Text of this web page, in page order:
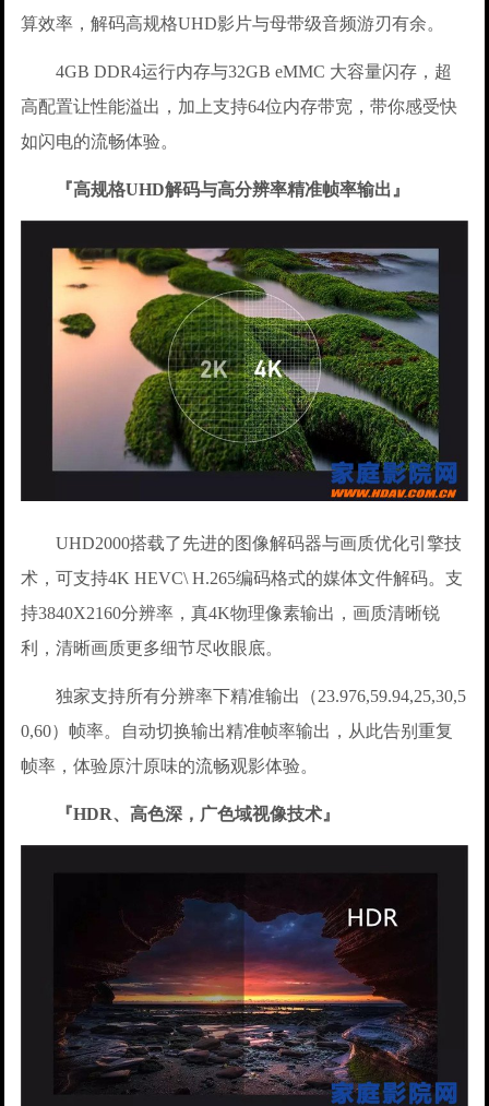
算效率，解码高规格UHD影片与母带级音频游刃有余。
4GB DDR4运行内存与32GB eMMC 大容量闪存，超
高配置让性能溢出，加上支持64位内存带宽，带你感受快
如闪电的流畅体验。
『高规格UHD解码与高分辨率精准帧率输出』
UHD2000搭载了先进的图像解码器与画质优化引擎技
术，可支持4K HEVC\ H.265编码格式的媒体文件解码。支
持3840X2160分辨率，真4K物理像素输出，画质清晰锐
利，清晰画质更多细节尽收眼底。
独家支持所有分辨率下精准输出（23.976,59.94,25,30,5
0,60）帧率。自动切换输出精准帧率输出，从此告别重复
帧率，体验原汁原味的流畅观影体验。
『HDR、高色深，广色域视像技术』